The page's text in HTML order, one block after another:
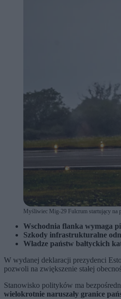
Myśliwiec Mig-29 Fulcrum startujący na
Wschodnia flanka wymaga
Szkody infrastrukturalne
Władze państw bałtyckich
W wydanej deklaracji prezydenci
pozwoli na zwiększenie stałej
Stanowisko polityków ma
wielokrotnie naruszały granice